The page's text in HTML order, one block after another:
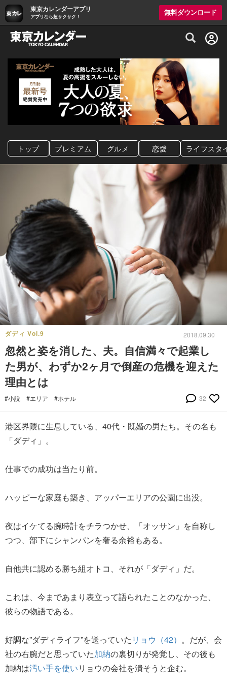
東京カレンダーアプリ
アプリなら超サクサク！
無料ダウンロード
グルメ情報・プレミアムレストラン予約
トップ プレミアム グルメ 恋愛 ライフスタ
ダディ Vol.9 2018.09.30
忽然と姿を消した、夫。自信満々で起業し
た男が、わずか2ヶ月で倒産の危機を迎えた
理由とは
#小説 #エリア #ホテル 32
港区界隈に生息している、40代・既婚の男たち。その名も
「ダディ」。
仕事での成功は当たり前。
ハッピーな家庭も築き、アッパーエリアの公園に出没。
夜はイケてる腕時計をチラつかせ、「オッサン」を自称し
つつ、部下にシャンパンを奢る余裕もある。
自他共に認める勝ち組オトコ、それが「ダディ」だ。
これは、今まであまり表立って語られたことのなかった、
彼らの物語である。
好調な”ダディライフ”を送っていた リョウ（42） 。だが、会
社の右腕だと思っていた加納の裏切りが発覚し、その後も
加納は汚い手を使いリョウの会社を潰そうと企む。